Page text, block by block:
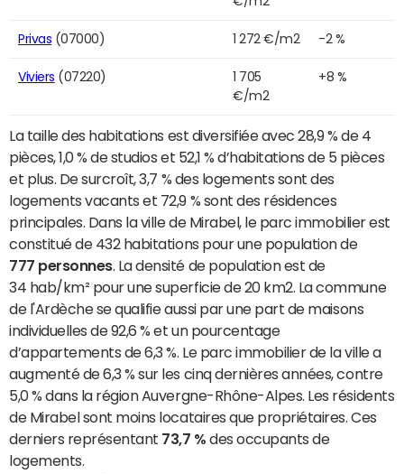
Privas (07000) 1 272 €/m2 -2 %
Viviers (07220)
1 705
€/m2
+8 %
La taille des habitations est diversifiée avec 28,9 % de 4
pièces, 1,0 % de studios et 52,1 % d’habitations de 5 pièces
et plus. De surcroît, 3,7 % des logements sont des
logements vacants et 72,9 % sont des résidences
principales. Dans la ville de Mirabel, le parc immobilier est
constitué de 432 habitations pour une population de
777 personnes. La densité de population est de
34 hab/km² pour une superficie de 20 km2. La commune
de l'Ardèche se qualifie aussi par une part de maisons
individuelles de 92,6 % et un pourcentage
d’appartements de 6,3 %. Le parc immobilier de la ville a
augmenté de 6,3 % sur les cinq dernières années, contre
5,0 % dans la région Auvergne-Rhône-Alpes. Les résidents
de Mirabel sont moins locataires que propriétaires. Ces
derniers représentant 73,7 % des occupants de
logements.